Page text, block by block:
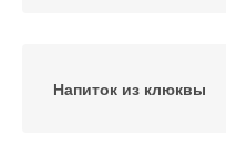
Напиток из клюквы